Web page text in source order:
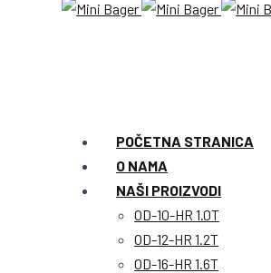
POČETNA STRANICA
O NAMA
NAŠI PROIZVODI
OD-10-HR 1.0T
OD-12-HR 1.2T
OD-16-HR 1.6T